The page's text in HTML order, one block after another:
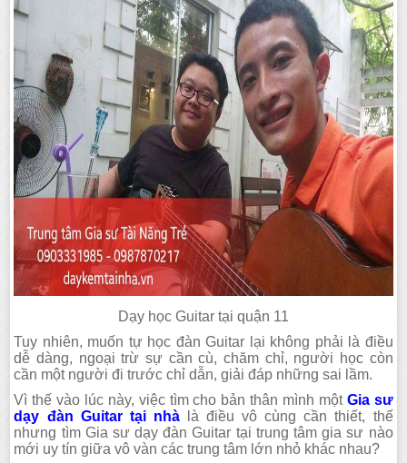
Dạy học Guitar tại quận 11
Tuy nhiên, muốn tự học đàn Guitar lại không phải là điều
dễ dàng, ngoại trừ sự cần cù, chăm chỉ, người học còn
cần một người đi trước chỉ dẫn, giải đáp những sai lầm.
Vì thế vào lúc này, việc tìm cho bản thân mình một Gia sư
dạy đàn Guitar tại nhàlà điều vô cùng cần thiết, thế
nhưng tìm Gia sư dạy đàn Guitar tại trung tâm gia sư nào
mới uy tín giữa vô vàn các trung tâm lớn nhỏ khác nhau?